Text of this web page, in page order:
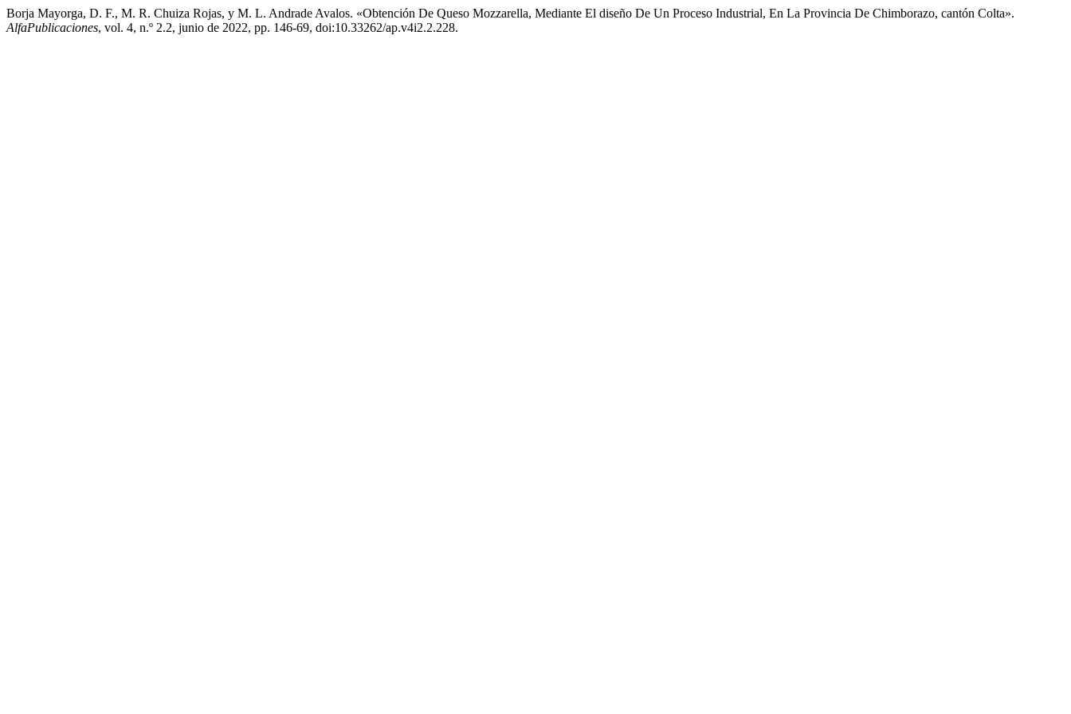
Borja Mayorga, D. F., M. R. Chuiza Rojas, y M. L. Andrade Avalos. «Obtención De Queso Mozzarella, Mediante El diseño De Un Proceso Industrial, En La Provincia De Chimborazo, cantón Colta».
AlfaPublicaciones, vol. 4, n.º 2.2, junio de 2022, pp. 146-69, doi:10.33262/ap.v4i2.2.228.